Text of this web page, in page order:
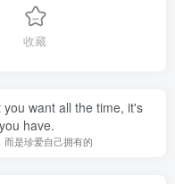
收藏
want all the time, it's
have.
是珍爱自己拥有的